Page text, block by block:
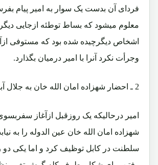
فردای آن بدست یک سوار به امیر پیام
معلوم میشود که بساط توطئه ازجایی
اشخاص دیگرچیده شده بود که مستوفی
وجرأت نکرد آنرا با امیر درمیان بگذارد.
2 ـ احضار شهزاده امان الله خان به جلال آباد!!
امیر درحالیکه یک روزقبل ازآغاز
شهزاده امان الله خان عین الدوله را به
سلطنت در کابل توظیف کرد و اما یکی دو